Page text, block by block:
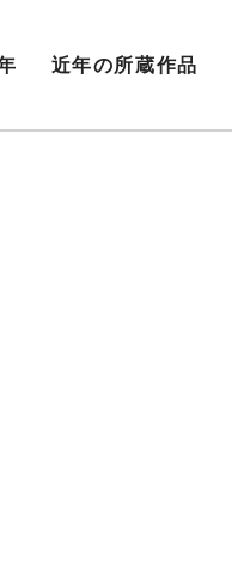
近年の所蔵作品